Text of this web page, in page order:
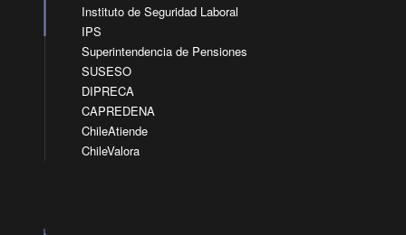
Instituto de Seguridad Laboral
IPS
Superintendencia de Pensiones
SUSESO
DIPRECA
CAPREDENA
ChileAtiende
ChileValora